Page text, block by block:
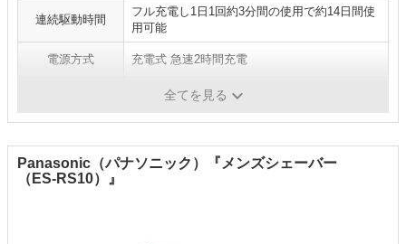
連続駆動時間
フル充電し1日1回約3分間の使用で約14日間使
用可能
電源方式 充電式 急速2時間充電
全てを見る
Panasonic（パナソニック）『メンズシェーバー
（ES-RS10）』